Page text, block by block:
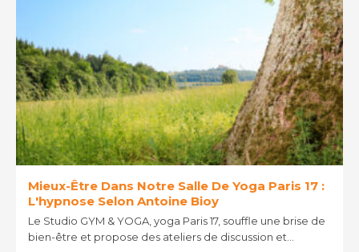
Mieux-Être Dans Notre Salle De Yoga Paris 17 :
L'hypnose Selon Antoine Bioy
Le Studio GYM & YOGA, yoga Paris 17, souffle une brise de
bien-être et propose des ateliers de discussion et…